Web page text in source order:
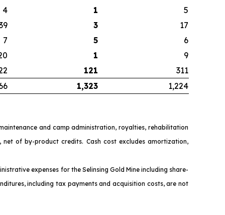
4 1
5
3
17
7
5
6
1
9
121
311
1,323 1,224
and camp administration, royalties, rehabilitation
of by-product credits. Cash cost excludes amortization,
expenses for the Selinsing Gold Mine including share-
including tax payments and acquisition costs, are not